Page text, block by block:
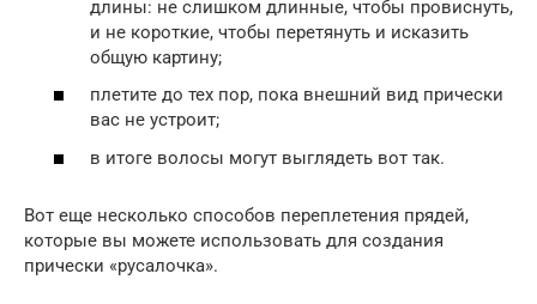
длины: не слишком длинные, чтобы провиснуть,
и не короткие, чтобы перетянуть и исказить
общую картину;
плетите до тех пор, пока внешний вид прически
вас не устроит;
в итоге волосы могут выглядеть вот так.
Вот еще несколько способов переплетения прядей,
которые вы можете использовать для создания
прически «русалочка».